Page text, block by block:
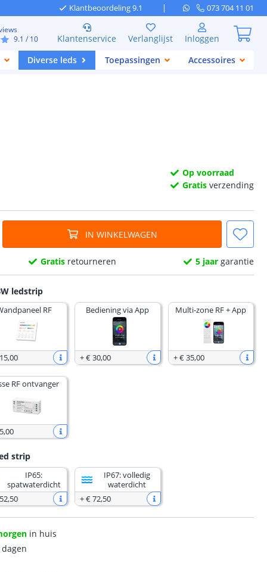
Klantbeoordeling 9.1 073 704 11 01
9.1 / 10 Klantenservice Verlanglijst
Inloggen
Diverse leds Toepassingen Accessoires
Op voorraad
Gratis verzending
IN WINKELWAGEN
Gratis retourneren 5 jaargarantie
ledstrip
RF
,00
Bediening via App
+€ 30,00
Multi-zone RF + App
+€ 35,00
RF ontvanger
,00
strip
IP65:
spatwaterdicht
,50
IP67: volledig
waterdicht
+€ 72,50
in huis